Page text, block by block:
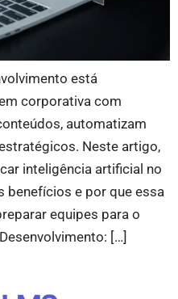
está
corporativa com
automatizam
Neste artigo,
inteligência artificial no
benefícios e por que essa
equipes para o
[…]